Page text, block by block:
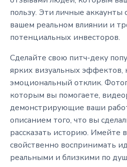
пользу. Эти личные аккаунты
вашем реальном влиянии и
потенциальных инвесторов.
Сделайте свою питч-деку
ярких визуальных эффектов,
эмоциональный отклик.
которым вы помогаете,
демонстрирующие ваши
описанием того, что вы
рассказать историю. Имейте
свойственно воспринимать
реальными и близкими по